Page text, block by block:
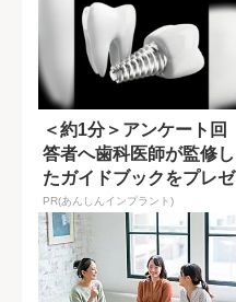
＜約1分＞アンケート回
答者へ歯科医師が監修し
たガイドブックをプレゼ
ント。65歳以...
PR(あんしんインプラント)